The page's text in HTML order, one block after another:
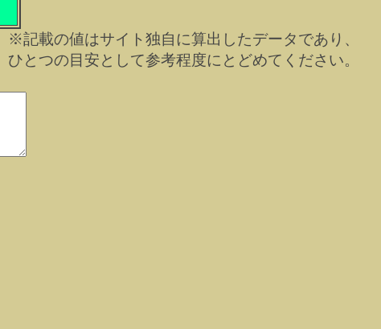
※記載の値はサイト独自に算出したデータであり、
ひとつの目安として参考程度にとどめてください。